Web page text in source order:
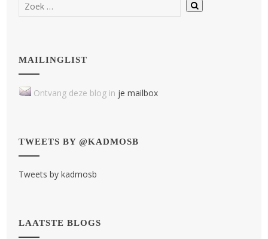
MAILINGLIST
Ontvang deze blog in je mailbox
TWEETS BY @KADMOSB
Tweets by kadmosb
LAATSTE BLOGS